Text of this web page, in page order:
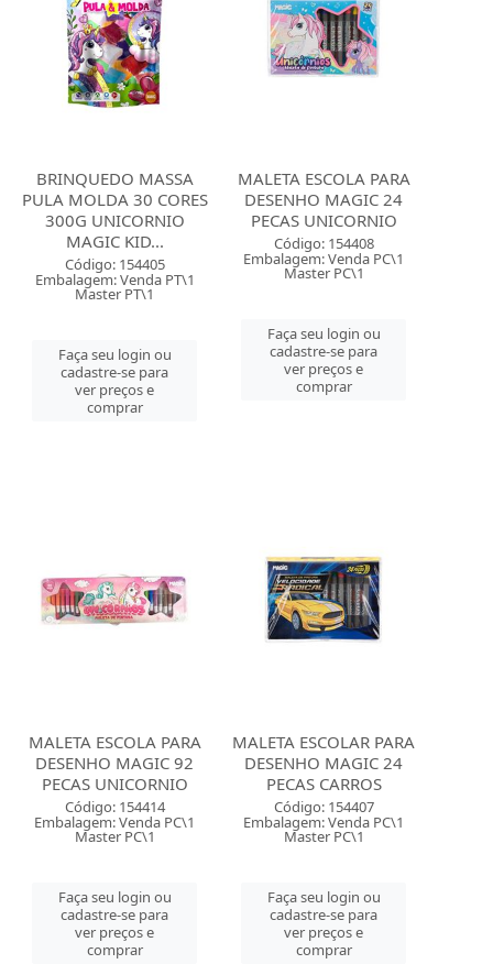
BRINQUEDO MASSA
PULA MOLDA 30 CORES
300G UNICORNIO
MAGIC KID...
Código: 154405
Embalagem: Venda PT\1
Master PT\1
Faça seu login ou
cadastre-se para
ver preços e
comprar
MALETA ESCOLA PARA
DESENHO MAGIC 24
PECAS UNICORNIO
Código: 154408
Embalagem: Venda PC\1
Master PC\1
Faça seu login ou
cadastre-se para
ver preços e
comprar
MALETA ESCOLA PARA
DESENHO MAGIC 92
PECAS UNICORNIO
Código: 154414
Embalagem: Venda PC\1
Master PC\1
Faça seu login ou
cadastre-se para
ver preços e
comprar
MALETA ESCOLAR PARA
DESENHO MAGIC 24
PECAS CARROS
Código: 154407
Embalagem: Venda PC\1
Master PC\1
Faça seu login ou
cadastre-se para
ver preços e
comprar